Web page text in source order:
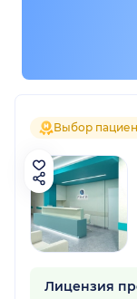
Выбор
Лицензия